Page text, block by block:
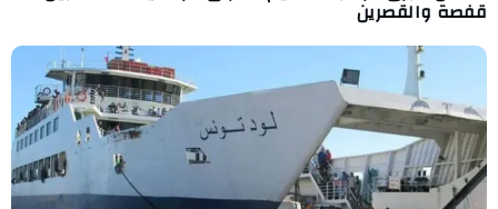
قفصة والقصرين